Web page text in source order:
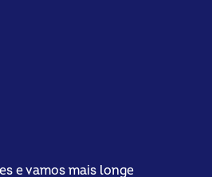
e vamos mais longe